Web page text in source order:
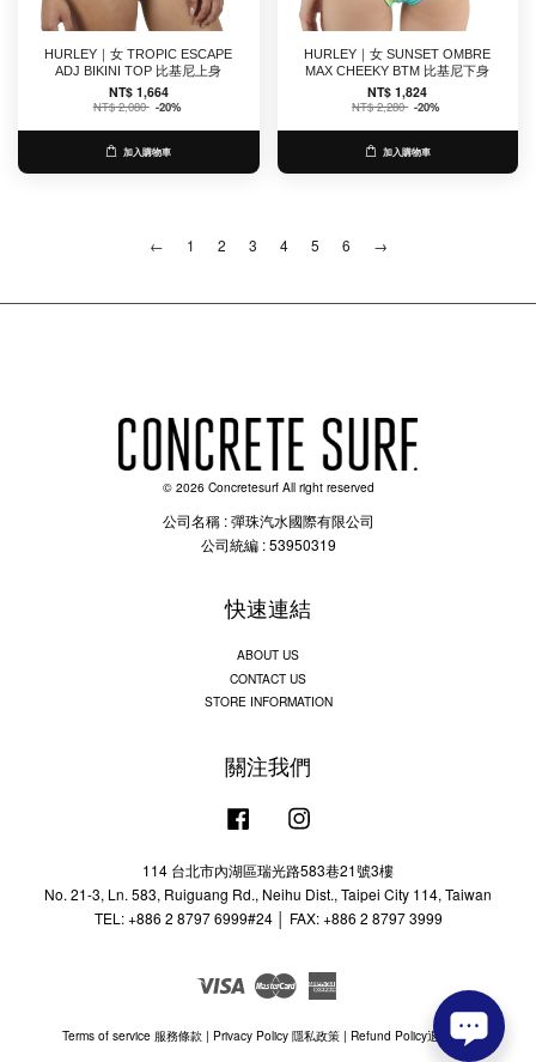
HURLEY｜女 TROPIC ESCAPE
ADJ BIKINI TOP 比基尼上身
NT$ 1,664
NT$ 2,080 -20%
加入購物車
HURLEY｜女 SUNSET OMBRE
MAX CHEEKY BTM 比基尼下身
NT$ 1,824
NT$ 2,280 -20%
加入購物車
← 1 2 3 4 5 6 →
© 2026 Concretesurf All right reserved
公司名稱 : 彈珠汽水國際有限公司
公司統編 : 53950319
快速連結
ABOUT US
CONTACT US
STORE INFORMATION
關注我們
Facebook
114 台北市內湖區瑞光路583巷21號3樓
No. 21-3, Ln. 583, Ruiguang Rd., Neihu Dist., Taipei City 114, Taiwan
TEL: +886 2 8797 6999#24 │ FAX: +886 2 8797 3999
Visa Master
Terms of service 服務條款| Privacy Policy 隱私政策| Refund Policy退款政策